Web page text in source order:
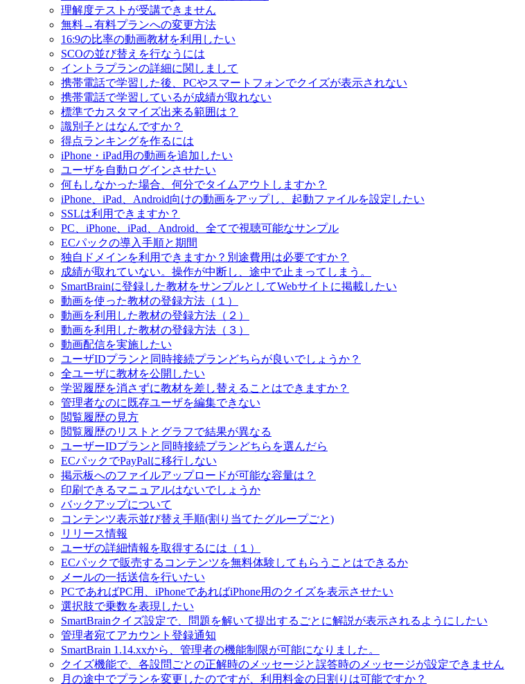
理解度テストが受講できません
無料→有料プランへの変更方法
16:9の比率の動画教材を利用したい
SCOの並び替えを行なうには
イントラプランの詳細に関しまして
携帯電話で学習した後、PCやスマートフォンでクイズが表示されない
携帯電話で学習しているが成績が取れない
標準でカスタマイズ出来る範囲は？
識別子とはなんですか？
得点ランキングを作るには
iPhone・iPad用の動画を追加したい
ユーザを自動ログインさせたい
何もしなかった場合、何分でタイムアウトしますか？
iPhone、iPad、Android向けの動画をアップし、起動ファイルを設定したい
SSLは利用できますか？
PC、iPhone、iPad、Android、全てで視聴可能なサンプル
ECパックの導入手順と期間
独自ドメインを利用できますか？別途費用は必要ですか？
成績が取れていない。操作が中断し、途中で止まってしまう。
SmartBrainに登録した教材をサンプルとしてWebサイトに掲載したい
動画を使った教材の登録方法（１）
動画を利用した教材の登録方法（２）
動画を利用した教材の登録方法（３）
動画配信を実施したい
ユーザIDプランと同時接続プランどちらが良いでしょうか？
全ユーザに教材を公開したい
学習履歴を消さずに教材を差し替えることはできますか？
管理者なのに既存ユーザを編集できない
閲覧履歴の見方
閲覧履歴のリストとグラフで結果が異なる
ユーザーIDプランと同時接続プランどちらを選んだら
ECパックでPayPalに移行しない
掲示板へのファイルアップロードが可能な容量は？
印刷できるマニュアルはないでしょうか
バックアップについて
コンテンツ表示並び替え手順(割り当てたグループごと)
リリース情報
ユーザの詳細情報を取得するには（１）
ECパックで販売するコンテンツを無料体験してもらうことはできるか
メールの一括送信を行いたい
PCであればPC用、iPhoneであればiPhone用のクイズを表示させたい
選択肢で乗数を表現したい
SmartBrainクイズ設定で、問題を解いて提出するごとに解説が表示されるようにしたい
管理者宛てアカウント登録通知
SmartBrain 1.14.xxから、管理者の機能制限が可能になりました。
クイズ機能で、各設問ごとの正解時のメッセージと誤答時のメッセージが設定できません
月の途中でプランを変更したのですが、利用料金の日割りは可能ですか？